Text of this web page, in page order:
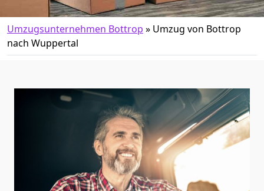
Umzugsunternehmen Bottrop » Umzug von Bottrop
nach Wuppertal